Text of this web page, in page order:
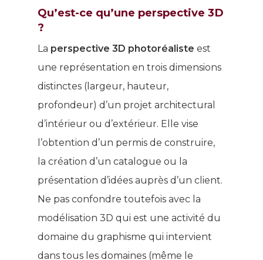
Qu’est-ce qu’une perspective 3D
?
La perspective 3D photoréaliste est
une représentation en trois dimensions
distinctes (largeur, hauteur,
profondeur) d’un projet architectural
d’intérieur ou d’extérieur. Elle vise
l’obtention d’un permis de construire,
la création d’un catalogue ou la
présentation d’idées auprès d’un client.
Ne pas confondre toutefois avec la
modélisation 3D qui est une activité du
domaine du graphisme qui intervient
dans tous les domaines (même le